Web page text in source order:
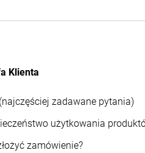
Klienta
zadawane pytania)
użytkowania
zamówienie?